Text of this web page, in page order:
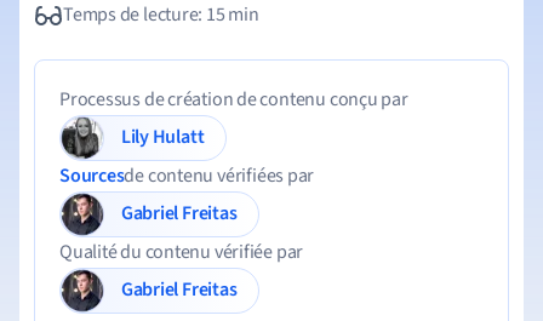
Temps de lecture: 15 min
Processus de création de contenu conçu par
Lily Hulatt
Sourcesde contenu vérifiées par
Gabriel Freitas
Qualité du contenu vérifiée par
Gabriel Freitas